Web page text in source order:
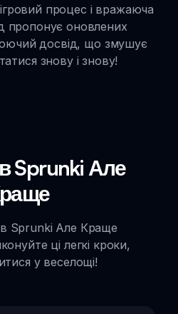
процес і вражаюча
пропонує оновлених
досвід, що змушує
знову і знову!
Sprunki Але
Sprunki Але Краще
ці легкі кроки,
у веселощі!